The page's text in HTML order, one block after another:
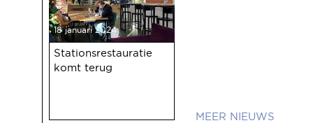
18 januari 2024
Stationsrestauratie
komt terug
NIEUWS